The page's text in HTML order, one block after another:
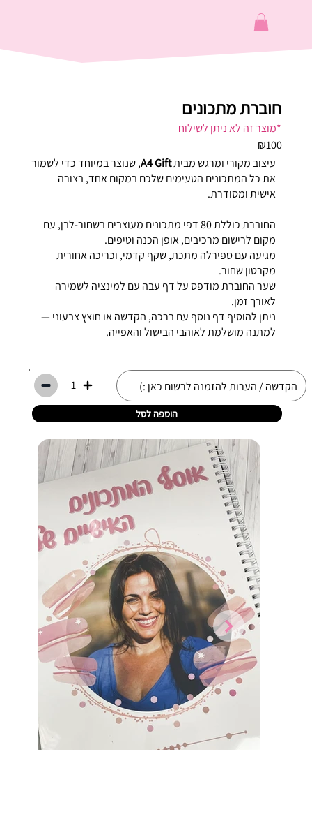
חוברת מתכונים
*מוצר זה לא ניתן לשילוח
₪100
עיצוב מקורי ומרגש מביתA4 Gift, שנוצר במיוחד כדי לשמור
את כל המתכונים הטעימים שלכם במקום אחד, בצורה
אישית ומסודרת.
החוברת כוללת 80 דפי מתכונים מעוצבים בשחור-לבן, עם
מקום לרישום מרכיבים, אופן הכנה וטיפים.
מגיעה עם ספירלה מתכת, שקף קדמי, וכריכה אחורית
מקרטון שחור.
שער החוברת מודפס על דף עבה עם למינציה לשמירה
לאורך זמן.
ניתן להוסיף דף נוסף עם ברכה, הקדשה או חוצץ צבעוני —
למתנה מושלמת לאוהבי הבישול והאפייה.
1
הוספה לסל